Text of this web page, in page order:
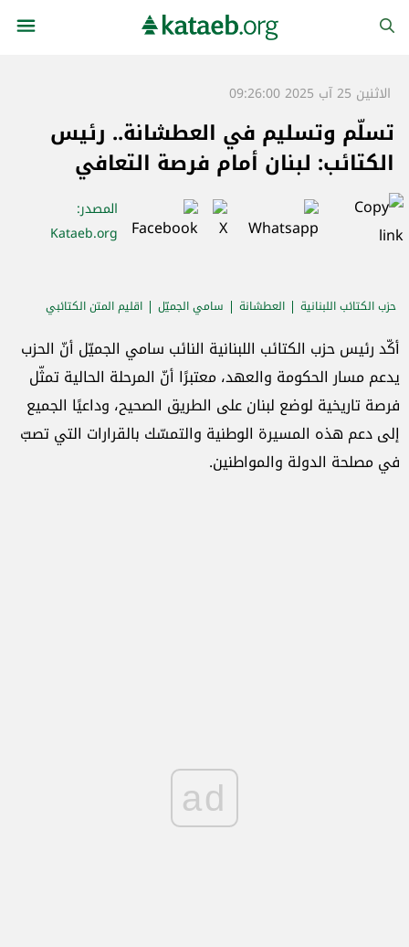
الاثنين 25 آب 2025 09:26:00
تسلّم وتسليم في العطشانة.. رئيس
الكتائب: لبنان أمام فرصة التعافي
المصدر:
Kataeb.org
حزب الكتائب اللبنانية العطشانة سامي الجميّل
اقليم المتن الكتائبي
أكّد رئيس حزب الكتائب اللبنانية النائب سامي الجميّل أنّ الحزب
يدعم مسار الحكومة والعهد، معتبرًا أنّ المرحلة الحالية تمثّل
فرصة تاريخية لوضع لبنان على الطريق الصحيح، وداعيًا الجميع
إلى دعم هذه المسيرة الوطنية والتمسّك بالقرارات التي تصبّ
في مصلحة الدولة والمواطنين.
ad